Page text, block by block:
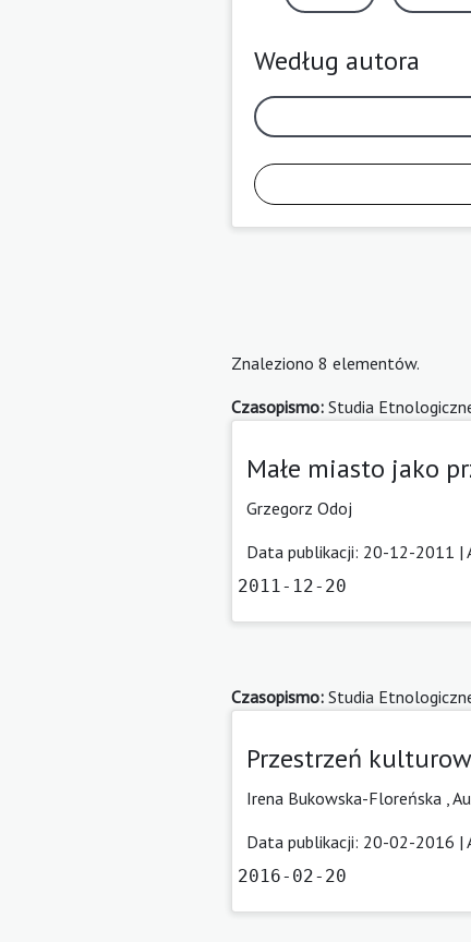
Według autora
Znaleziono 8 elementów.
Czasopismo: Studia
Małe miasto jako
Grzegorz Odoj
Data publikacji: 20-12-2011 |
2011-12-20
Czasopismo: Studia
Przestrzeń
Irena Bukowska-Floreńska ,
Data publikacji: 20-02-2016 |
2016-02-20